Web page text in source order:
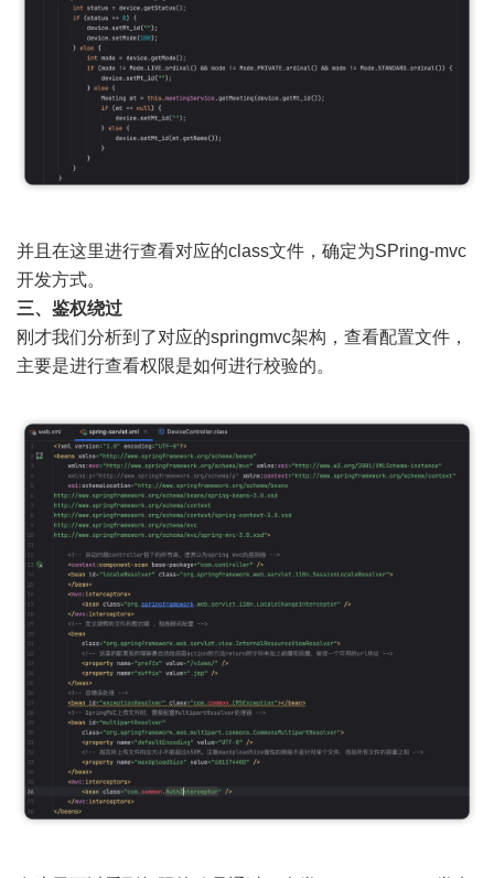
并且在这里进行查看对应的class文件，确定为SPring-mvc
开发方式。
三、鉴权绕过
刚才我们分析到了对应的springmvc架构，查看配置文件，
主要是进行查看权限是如何进行校验的。